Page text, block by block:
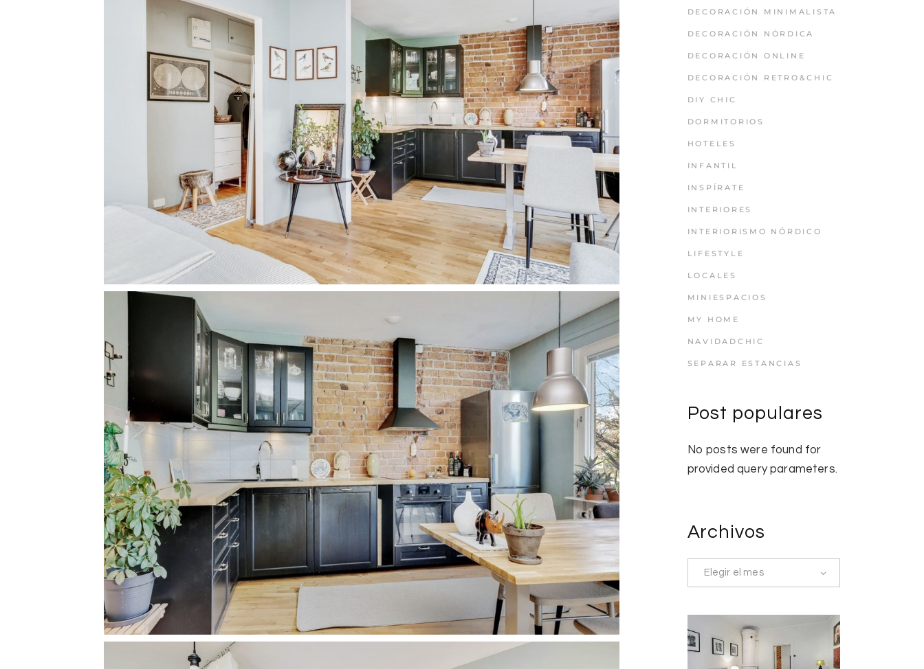
DECORACIÓN MINIMALISTA
DECORACIÓN NÓRDICA
DECORACIÓN ONLINE
DECORACIÓN RETRO&CHIC
DIY CHIC
DORMITORIOS
HOTELES
INFANTIL
INSPÍRATE
INTERIORES
INTERIORISMO NÓRDICO
LIFESTYLE
LOCALES
MINIESPACIOS
MY HOME
NAVIDADCHIC
SEPARAR ESTANCIAS
Post populares
No posts were found for
provided query parameters.
Archivos
Elegir el mes